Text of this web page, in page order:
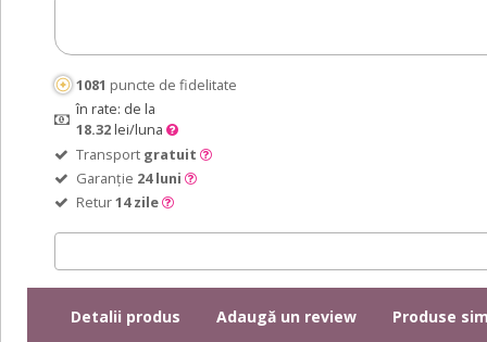
1081 puncte de fidelitate
în rate: de la
18.32lei/luna
Transport gratuit
Garanție 24 luni
Retur14 zile
Detalii produs Adaugă un review Produse